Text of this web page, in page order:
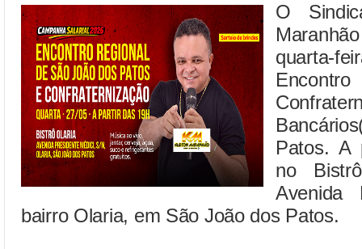
O
quarta-
Patos. A
no
Avenida
bairro Olaria, em São João dos Patos.